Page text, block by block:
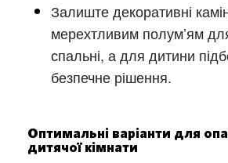
Залиште декоративні
мерехтливим полум’ям
спальні, а для дитини
безпечне рішення.
Оптимальні варіанти для
дитячої кімнати